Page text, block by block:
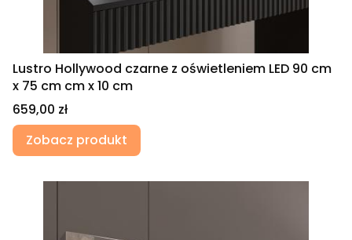
Lustro Hollywood czarne z oświetleniem LED 90 cm
x 75 cm cm x 10 cm
Cena
659,00 zł
Zobacz produkt